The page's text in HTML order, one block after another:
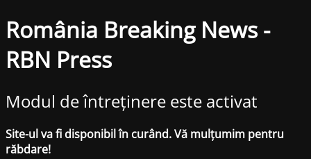
România Breaking News -
RBN Press
Modul de întreținere este activat
Site-ul va fi disponibil în curând. Vă mulțumim pentru
răbdare!